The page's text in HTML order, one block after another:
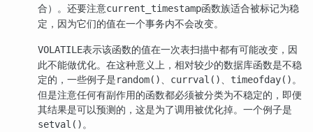
合）。还要注意current_timestamp函数族适合被标记为稳
定，因为它们的值在一个事务内不会改变。
VOLATILE表示该函数的值在一次表扫描中都有可能改变，因
此不能做优化。在这种意义上，相对较少的数据库函数是不稳
定的，一些例子是random()、 currval()、 timeofday()。
但是注意任何有副作用的函数都必须被分类为不稳定的，即便
其结果是可以预测的，这是为了调用被优化掉。一个例子是
setval()。